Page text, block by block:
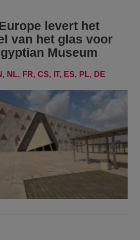
levert het
van het glas voor
Museum
NL FR CS IT ES PL DE